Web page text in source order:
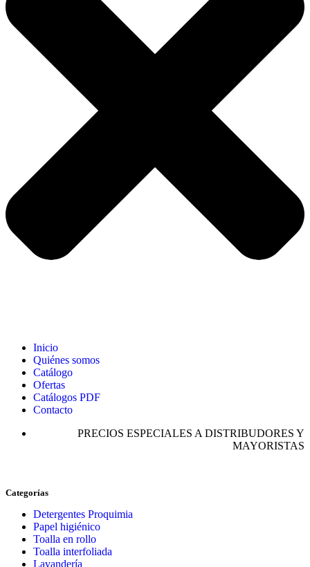
Inicio
Quiénes somos
Catálogo
Ofertas
Catálogos PDF
Contacto
PRECIOS ESPECIALES A DISTRIBUDORES Y
MAYORISTAS
Categorías
Detergentes Proquimia
Papel higiénico
Toalla en rollo
Toalla interfoliada
Lavandería